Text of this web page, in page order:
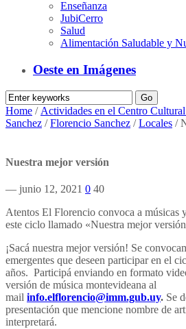
Enseñanza
JubiCerro
Salud
Alimentación Saludable y
Oeste en Imágenes
Home / Actividades en el Centro
Sanchez /Florencio Sanchez /Locales /
Nuestra mejor versión
— junio 12, 2021 0 40
Atentos El Florencio convoca a músicas
este ciclo llamado «Nuestra mejor
¡Sacá nuestra mejor versión! Se
emergentes que deseen participar en el
años. Participá enviando en formato
versión de música montevideana al
mail info.elflorencio@imm.gub.uy. Se
presentación que mencione nombre de
interpretará.